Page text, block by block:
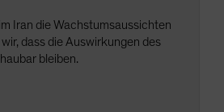
Iran die Wachstumsaussichten
dass die Auswirkungen des
bleiben.